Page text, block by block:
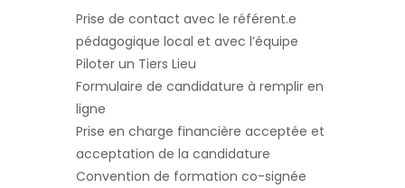
Prise de contact avec le référent.e
pédagogique local et avec l’équipe
Piloter un Tiers Lieu
Formulaire de candidature à remplir en
ligne
Prise en charge financière acceptée et
acceptation de la candidature
Convention de formation co-signée